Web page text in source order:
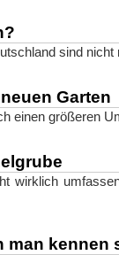
sind nicht
Garten
einen größeren
wirklich
man kennen